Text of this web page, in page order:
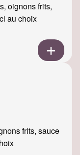
oignons frits,
au choix
frits, sauce